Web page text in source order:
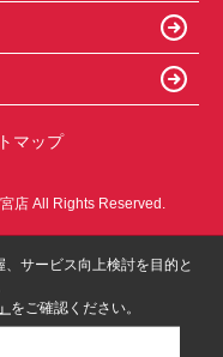
マップ
店 All Rights Reserved.
サービス向上検討を目的と
をご確認ください。